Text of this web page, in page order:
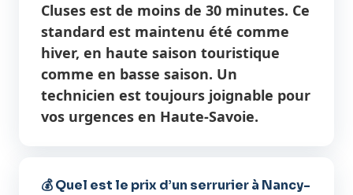
Cluses est de moins de 30 minutes. Ce
standard est maintenu été comme
hiver, en haute saison touristique
comme en basse saison. Un
technicien est toujours joignable pour
vos urgences en Haute-Savoie.
💰 Quel est le prix d’un serrurier à Nancy-